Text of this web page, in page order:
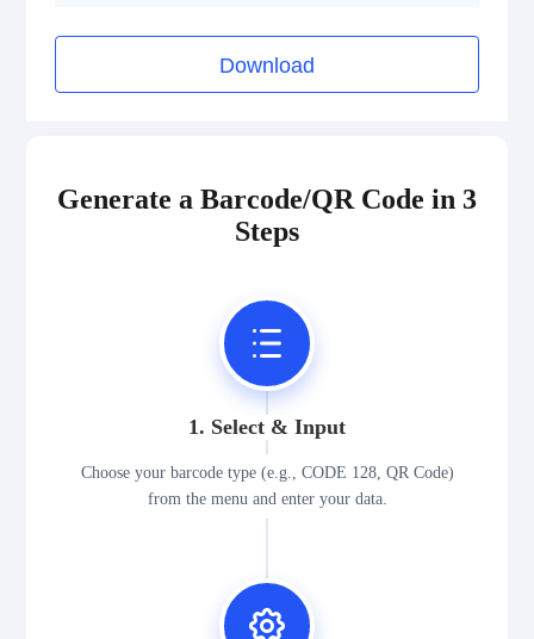
Download
Generate a Barcode/QR Code in 3
Steps
1. Select & Input
Choose your barcode type (e.g., CODE 128, QR Code)
from the menu and enter your data.